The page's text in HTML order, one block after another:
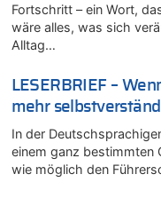
Wasserstand des
05.08.2026 - 21:10
Wasserstand des
05.08.2026 - 21:05
Wie kam es zur
Aachen ab 11. August
Belgien setzt bei Reit-
05.08.2026 - 20:38
Fortschritt – ein Wort,
wäre alles, was sich
Alltag…
LESERBRIEF –
mehr
In der
einem ganz bestimmten
wie möglich den